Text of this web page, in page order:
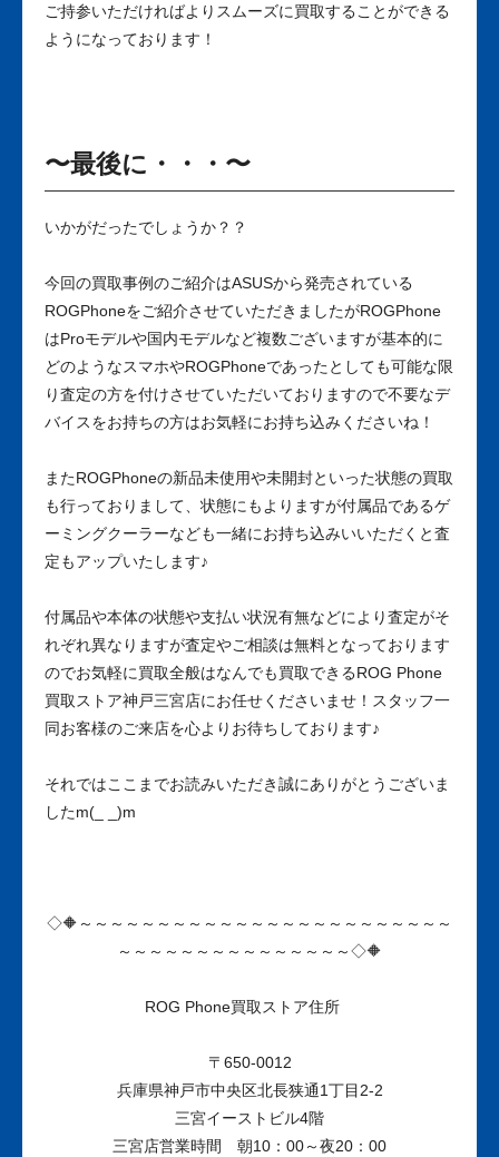
ご持参いただければよりスムーズに買取することができる
ようになっております！
〜最後に・・・〜
いかがだったでしょうか？？
今回の買取事例のご紹介はASUSから発売されている
ROGPhoneをご紹介させていただきましたがROGPhone
はProモデルや国内モデルなど複数ございますが基本的に
どのようなスマホやROGPhoneであったとしても可能な限
り査定の方を付けさせていただいておりますので不要なデ
バイスをお持ちの方はお気軽にお持ち込みくださいね！
またROGPhoneの新品未使用や未開封といった状態の買取
も行っておりまして、状態にもよりますが付属品であるゲ
ーミングクーラーなども一緒にお持ち込みいいただくと査
定もアップいたします♪
付属品や本体の状態や支払い状況有無などにより査定がそ
れぞれ異なりますが査定やご相談は無料となっております
のでお気軽に買取全般はなんでも買取できるROG Phone
買取ストア神戸三宮店にお任せくださいませ！スタッフ一
同お客様のご来店を心よりお待ちしております♪
それではここまでお読みいただき誠にありがとうございま
したm(_ _)m
◇🔶～～～～～～～～～～～～～～～～～～～～～～～～
～～～～～～～～～～～～～～～◇🔶
ROG Phone買取ストア住所
〒650-0012
兵庫県神戸市中央区北長狭通1丁目2-2
三宮イーストビル4階
三宮店営業時間 朝10：00～夜20：00